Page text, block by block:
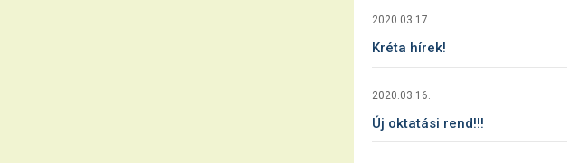
2020.03.17.
Kréta hírek!
2020.03.16.
Új oktatási rend!!!